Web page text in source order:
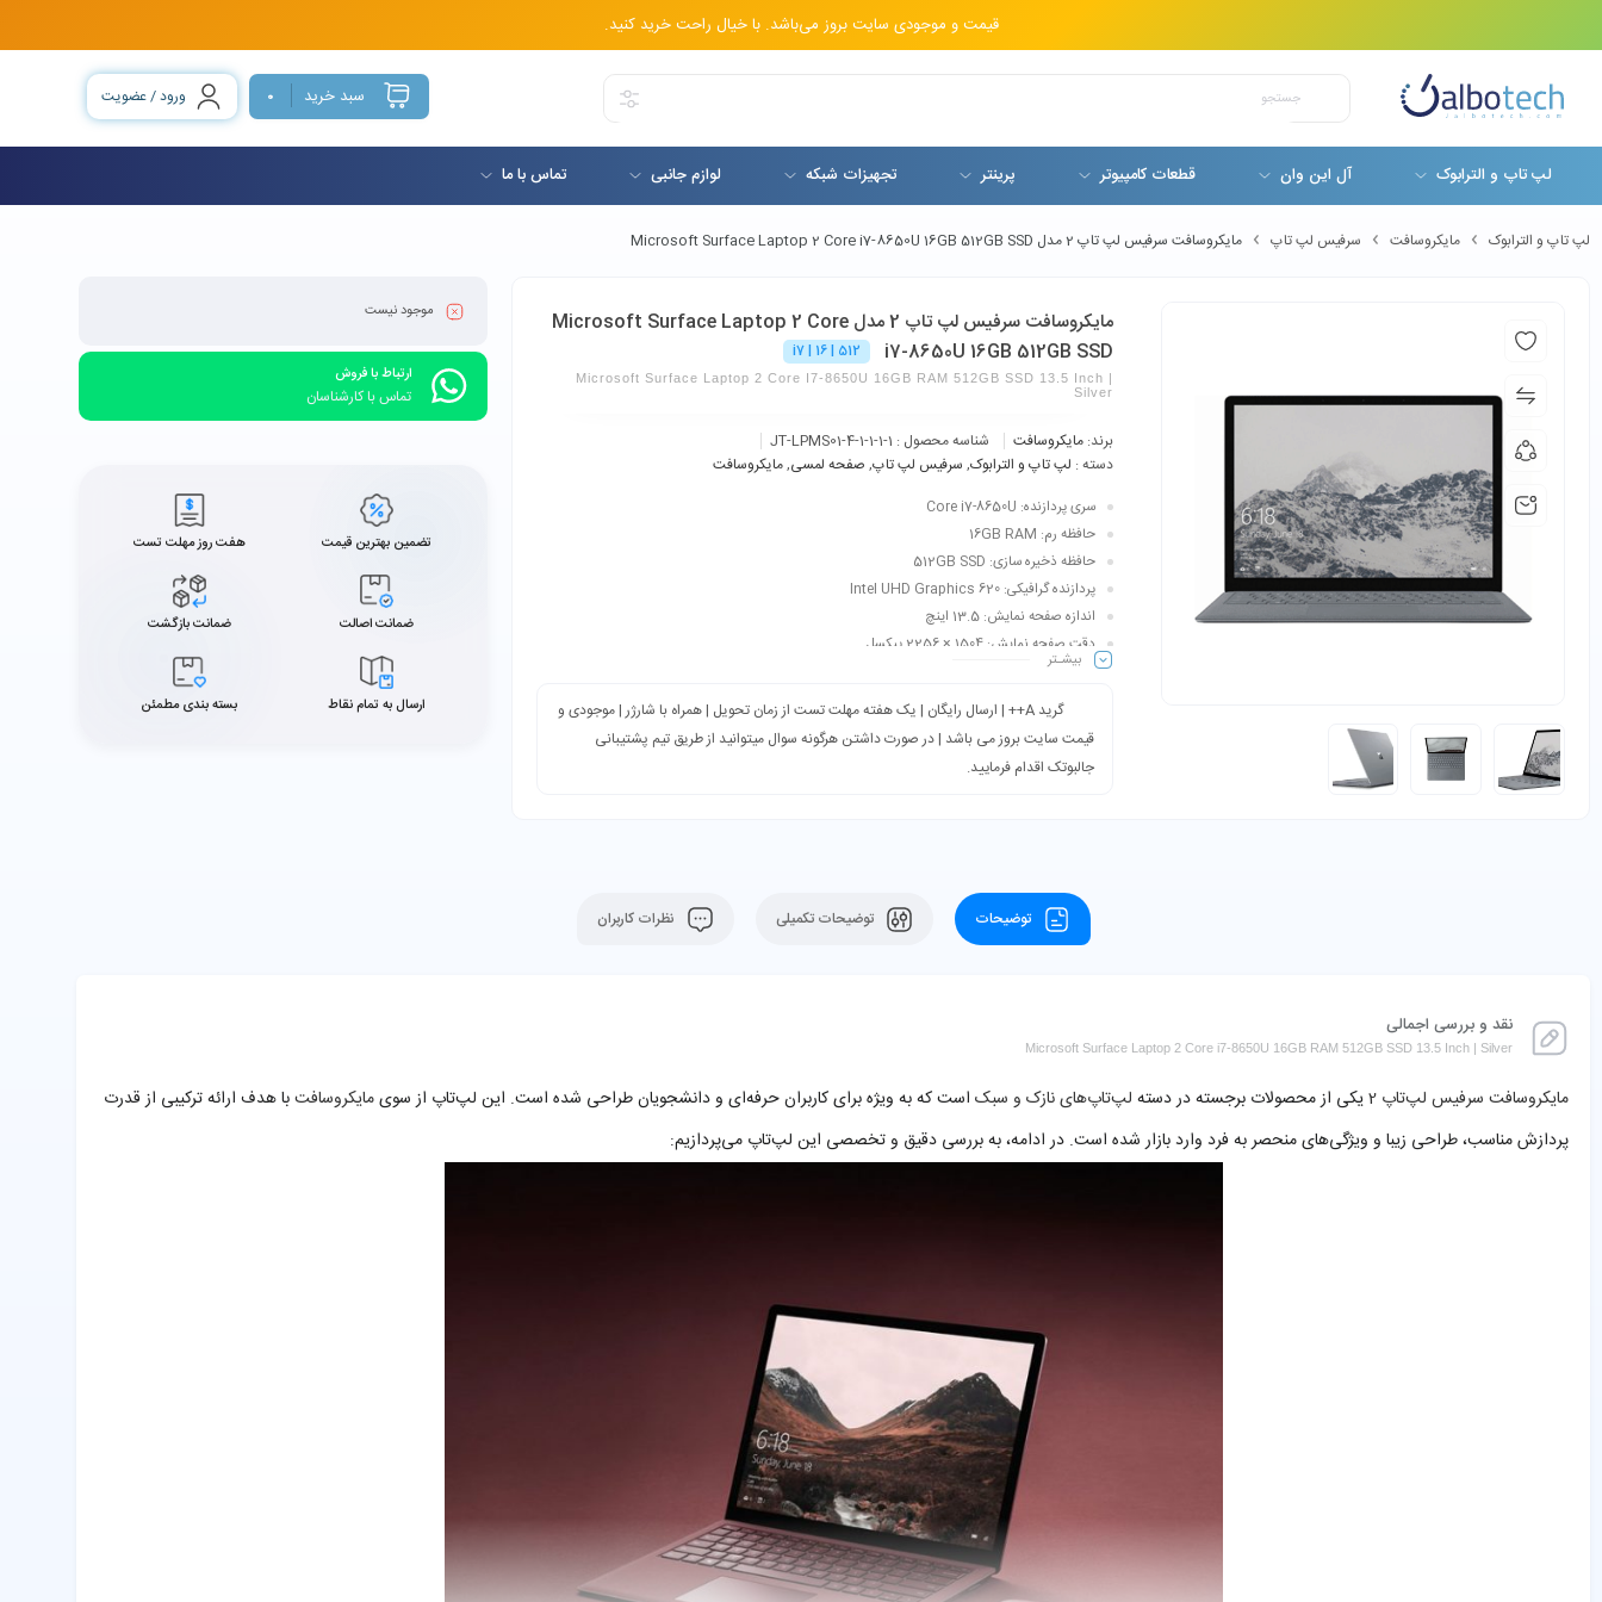
قیمت و موجودی سایت بروز می‌باشد. با خیال راحت خرید کنید.
سبد خرید 0 ورود / عضویت
لپ تاپ و الترابوک آل این وان قطعات کامپیوتر پرینتر تجهیزات شبکه لوازم جانبی تماس با ما
لپ تاپ و الترابوک مایکروسافت سرفیس لپ تاپ مایکروسافت سرفیس لپ تاپ 2 مدل Microsoft Surface Laptop 2 Core i7-8650U 16GB 512GB SSD
مایکروسافت سرفیس لپ تاپ 2 مدل Microsoft Surface Laptop 2 Core
i7-8650U 16GB 512GB SSD
i7 | 16 | 512
Microsoft Surface Laptop 2 Core I7-8650U 16GB RAM 512GB SSD 13.5 Inch |
Silver
برند:مایکروسافت شناسه محصول : JT-LPMS01-4-1-1-1-1
دسته : لپ تاپ و الترابوک, سرفیس لپ تاپ, صفحه لمسی,مایکروسافت
سری پردازنده: Core i7-8650U
حافظه رم: 16GB RAM
حافظه ذخیره سازی: 512GB SSD
پردازنده گرافیکی: Intel UHD Graphics 620
اندازه صفحه نمایش: 13.5 اینچ
دقت صفحه نمایش: 1504 × 2256 پیکسل
طبقه‌بندی: کاربری عمومی، ترید، دانشجویی، دانش‌آموزی، مهندسی، فتوشاپ، اتوکد، حسابداری، آفیس و…
بیشـتر
گرید A++ | ارسال رایگان | یک هفته مهلت تست از زمان تحویل | همراه با شارژر | موجودی و
قیمت سایت بروز می باشد | در صورت داشتن هرگونه سوال میتوانید از طریق تیم پشتیبانی
جالبوتک اقدام فرمایید.
موجود نیست
ارتباط با فروش
تماس با کارشناسان
تضمین بهترین قیمت هفت روز مهلت تست
ضمانت اصالت ضمانت بازگشت
ارسال به تمام نقاط بسته بندی مطمئن
توضیحات توضیحات تکمیلی نظرات کاربران
نقد و بررسی اجمالی
Microsoft Surface Laptop 2 Core i7-8650U 16GB RAM 512GB SSD 13.5 Inch | Silver
مایکروسافت سرفیس لپ‌تاپ 2 یکی از محصولات برجسته در دسته لپ‌تاپ‌های نازک و سبک است که به ویژه برای کاربران حرفه‌ای و دانشجویان طراحی شده است. این لپ‌تاپ از سویمایکروسافتبا هدف ارائه ترکیبی از قدرت
پردازش مناسب، طراحی زیبا و ویژگی‌های منحصر به فرد وارد بازار شده است. در ادامه، به بررسی دقیق و تخصصی این لپ‌تاپ می‌پردازیم: